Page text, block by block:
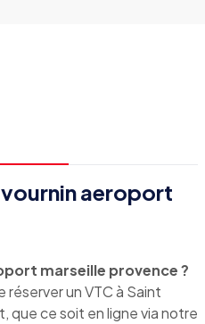
aeroport
marseille provence ?
réserver un VTC à Saint
que ce soit en ligne via notre